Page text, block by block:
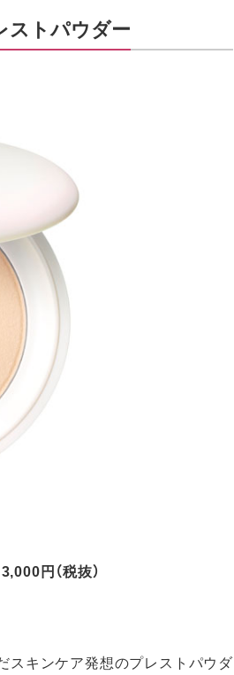
ストパウダー
円（税抜）
スキンケア発想のプレストパウダ